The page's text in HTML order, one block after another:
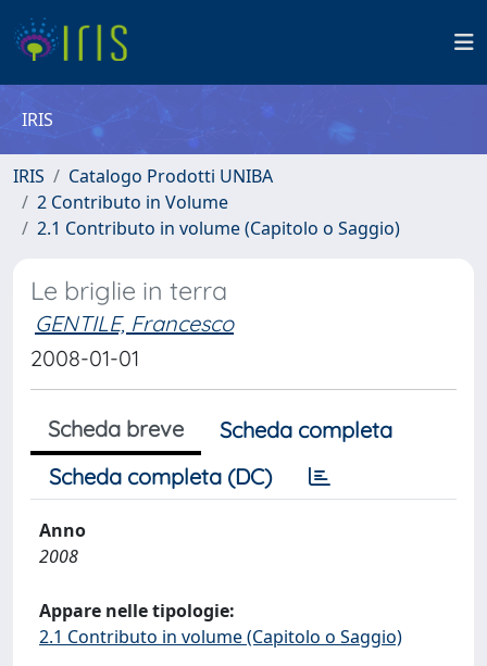
IRIS
IRIS
Catalogo Prodotti UNIBA
2 Contributo in Volume
2.1 Contributo in volume (Capitolo o Saggio)
Le briglie in terra
GENTILE, Francesco
2008-01-01
Scheda breve
Scheda completa
Scheda completa (DC)
Anno
2008
Appare nelle tipologie:
2.1 Contributo in volume (Capitolo o Saggio)